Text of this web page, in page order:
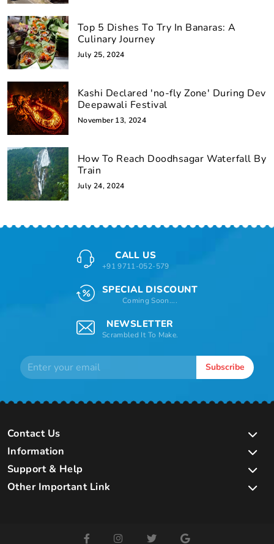
Top 5 Dishes To Try In Banaras: A
Culinary Journey
July 25, 2024
Kashi Declared 'no-fly Zone' During Dev
Deepawali Festival
November 13, 2024
How To Reach Doodhsagar Waterfall By
Train
July 24, 2024
CALL US
+91 9711-052-579
SPECIAL DISCOUNT
Coming Soon....
NEWSLETTER
Scrambled It To Make.
Subscribe
Contact Us
Information
Support & Help
Other Important Link